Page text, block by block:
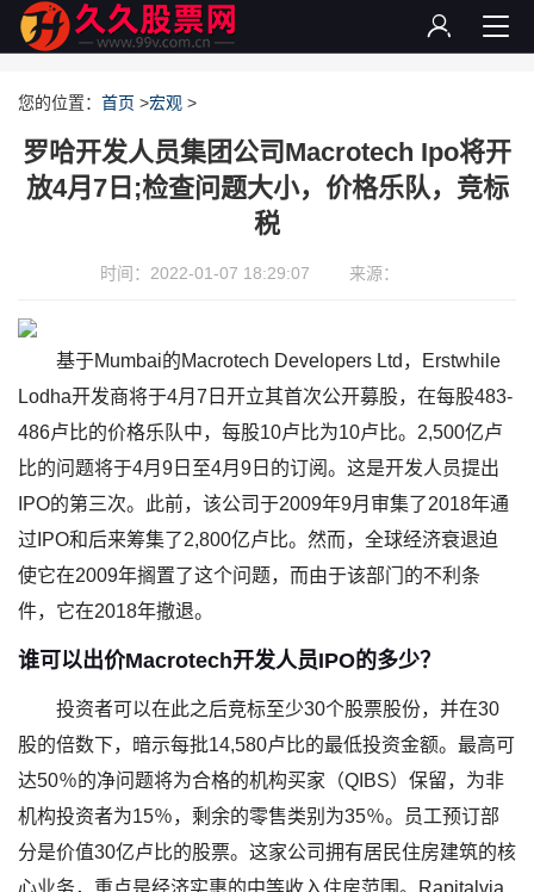
您的位置： 首页 >宏观 >
罗哈开发人员集团公司Macrotech Ipo将开
放4月7日;检查问题大小，价格乐队，竞标
税
时间：2022-01-07 18:29:07 来源：
基于Mumbai的Macrotech Developers Ltd，Erstwhile
Lodha开发商将于4月7日开立其首次公开募股，在每股483-
486卢比的价格乐队中，每股10卢比为10卢比。2,500亿卢
比的问题将于4月9日至4月9日的订阅。这是开发人员提出
IPO的第三次。此前，该公司于2009年9月审集了2018年通
过IPO和后来筹集了2,800亿卢比。然而，全球经济衰退迫
使它在2009年搁置了这个问题，而由于该部门的不利条
件，它在2018年撤退。
谁可以出价Macrotech开发人员IPO的多少？
投资者可以在此之后竞标至少30个股票股份，并在30
股的倍数下，暗示每批14,580卢比的最低投资金额。最高可
达50％的净问题将为合格的机构买家（QIBS）保留，为非
机构投资者为15％，剩余的零售类别为35％。员工预订部
分是价值30亿卢比的股票。这家公司拥有居民住房建筑的核
心业务，重点是经济实惠的中等收入住房范围。Rapitalvia